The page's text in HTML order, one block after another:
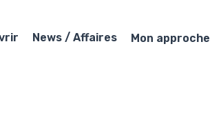
News / Affaires Mon approche